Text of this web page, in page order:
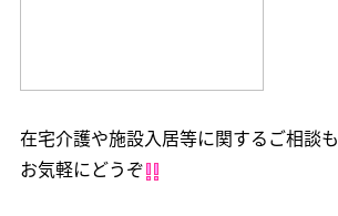
在宅介護や施設入居等に関するご相談も
お気軽にどうぞ